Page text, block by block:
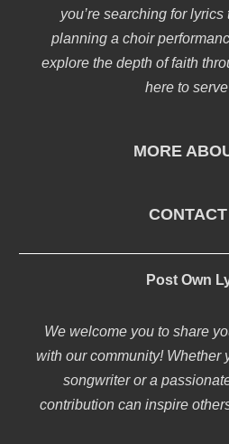
you’re searching for
planning a choir
explore the depth of faith
here to
MORE
Post Own
We welcome you to share
with our community! Whether
songwriter or a
contribution can inspire